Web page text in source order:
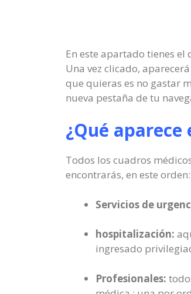
En este apartado tienes
Una vez clicado,
que quieras es no gastar
nueva pestaña de tu
¿Qué
Todos los cuadros
encontrarás, en este orden:
Servicios de
hospitalización:
ingresado
Profesionales: